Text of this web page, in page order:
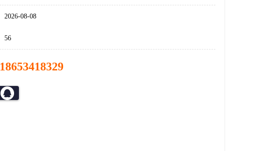
2026-08-08
56
18653418329